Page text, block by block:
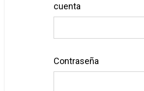
cuenta
Contraseña